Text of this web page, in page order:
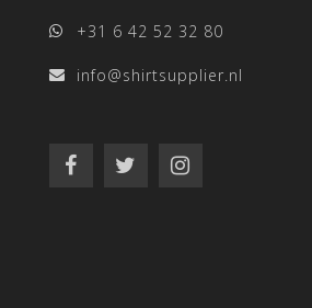
+31 6 42 52 32 80
info@shirtsupplier.nl